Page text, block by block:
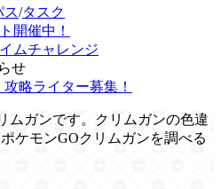
ス/タスク
開催中！
ムチャレンジ
せ
略ライター募集！
ムガンです。クリムガンの色違
ケモンGOクリムガンを調べる